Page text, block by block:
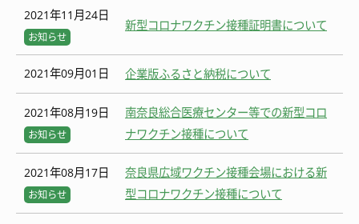
2021年11月24日
お知らせ
新型コロナワクチン接種証明書について
2021年09月01日 企業版ふるさと納税について
2021年08月19日
お知らせ
南奈良総合医療センター等での新型コロ
ナワクチン接種について
2021年08月17日
お知らせ
奈良県広域ワクチン接種会場における新
型コロナワクチン接種について